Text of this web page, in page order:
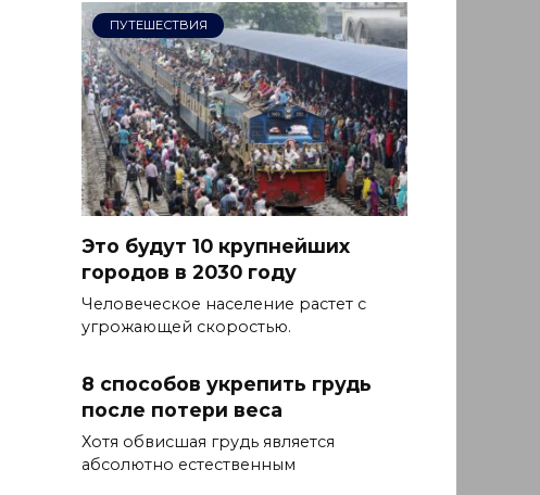
ПУТЕШЕСТВИЯ
Это будут 10 крупнейших
городов в 2030 году
Человеческое население растет с
угрожающей скоростью.
8 способов укрепить грудь
после потери веса
Хотя обвисшая грудь является
абсолютно естественным